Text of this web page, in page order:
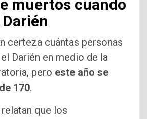
muertos cuando
certeza cuántas personas
Darién en medio de la
pero este año se
170.
que los